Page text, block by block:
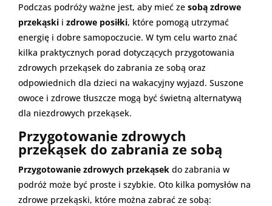
Podczas podróży ważne jest, aby mieć ze sobą zdrowe
przekąski i zdrowe posiłki, które pomogą utrzymać
energię i dobre samopoczucie. W tym celu warto znać
kilka praktycznych porad dotyczących przygotowania
zdrowych przekąsek do zabrania ze sobą oraz
odpowiednich dla dzieci na wakacyjny wyjazd. Suszone
owoce i zdrowe tłuszcze mogą być świetną alternatywą
dla niezdrowych przekąsek.
Przygotowanie zdrowych
przekąsek do zabrania ze sobą
Przygotowanie zdrowych przekąsek do zabrania w
podróż może być proste i szybkie. Oto kilka pomysłów na
zdrowe przekąski, które można zabrać ze sobą: